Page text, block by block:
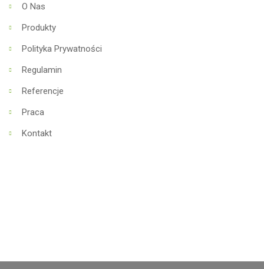
O Nas
Produkty
Polityka Prywatności
Regulamin
Referencje
Praca
Kontakt